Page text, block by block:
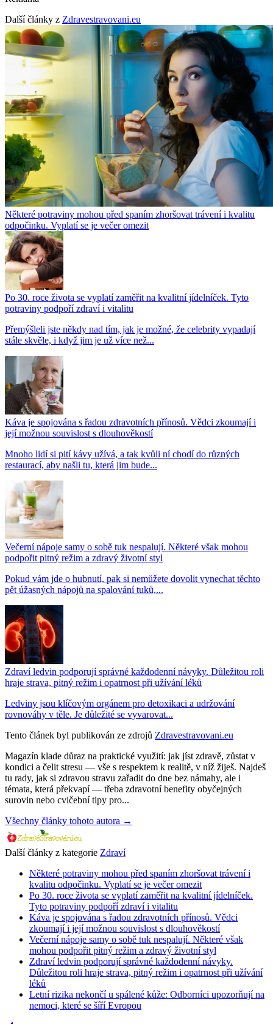
Další články z Zdravestravovani.eu
Některé potraviny mohou před spaním zhoršovat trávení i kvalitu
odpočinku. Vyplatí se je večer omezit
Po 30. roce života se vyplatí zaměřit na kvalitní jídelníček. Tyto
potraviny podpoří zdraví i vitalitu
Přemýšleli jste někdy nad tím, jak je možné, že celebrity vypadají
stále skvěle, i když jim je už více než...
Káva je spojována s řadou zdravotních přínosů. Vědci zkoumají i
její možnou souvislost s dlouhověkostí
Mnoho lidí si pití kávy užívá, a tak kvůli ní chodí do různých
restaurací, aby našli tu, která jim bude...
Večerní nápoje samy o sobě tuk nespalují. Některé však mohou
podpořit pitný režim a zdravý životní styl
Pokud vám jde o hubnutí, pak si nemůžete dovolit vynechat těchto
pět úžasných nápojů na spalování tuků,...
Zdraví ledvin podporují správné každodenní návyky. Důležitou roli
hraje strava, pitný režim i opatrnost při užívání léků
Ledviny jsou klíčovým orgánem pro detoxikaci a udržování
rovnováhy v těle. Je důležité se vyvarovat...
Tento článek byl publikován ze zdrojů Zdravestravovani.eu
Magazín klade důraz na praktické využití: jak jíst zdravě, zůstat v
kondici a čelit stresu — vše s respektem k realitě, v níž žiješ. Najdeš
tu rady, jak si zdravou stravu zařadit do dne bez námahy, ale i
témata, která překvapí — třeba zdravotní benefity obyčejných
surovin nebo cvičební tipy pro...
Všechny články tohoto autora →
Další články z kategorie Zdraví
Některé potraviny mohou před spaním zhoršovat trávení i
kvalitu odpočinku. Vyplatí se je večer omezit
Po 30. roce života se vyplatí zaměřit na kvalitní jídelníček.
Tyto potraviny podpoří zdraví i vitalitu
Káva je spojována s řadou zdravotních přínosů. Vědci
zkoumají i její možnou souvislost s dlouhověkostí
Večerní nápoje samy o sobě tuk nespalují. Některé však
mohou podpořit pitný režim a zdravý životní styl
Zdraví ledvin podporují správné každodenní návyky.
Důležitou roli hraje strava, pitný režim i opatrnost při užívání
léků
Letní rizika nekončí u spálené kůže: Odborníci upozorňují na
nemoci, které se šíří Evropou